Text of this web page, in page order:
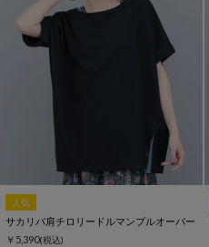
人気
サカリバ肩チロリードルマンプルオーバー
￥5,390(税込)